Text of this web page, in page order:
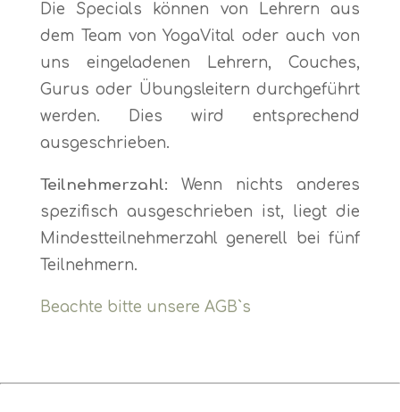
Die Specials können von Lehrern aus
dem Team von YogaVital oder auch von
uns eingeladenen Lehrern, Couches,
Gurus oder Übungsleitern durchgeführt
werden. Dies wird entsprechend
ausgeschrieben.
Teilnehmerzahl: Wenn nichts anderes
spezifisch ausgeschrieben ist, liegt die
Mindestteilnehmerzahl generell bei fünf
Teilnehmern.
Beachte bitte unsere AGB`s